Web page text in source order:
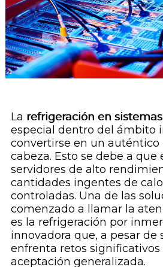
La refrigeración en
especial dentro del ámbito
convertirse en un auténtico
cabeza. Esto se debe a que
servidores de alto
cantidades ingentes de
controladas. Una de las
comenzado a llamar la
es la refrigeración por
innovadora que, a pesar de
enfrenta retos
aceptación generalizada.